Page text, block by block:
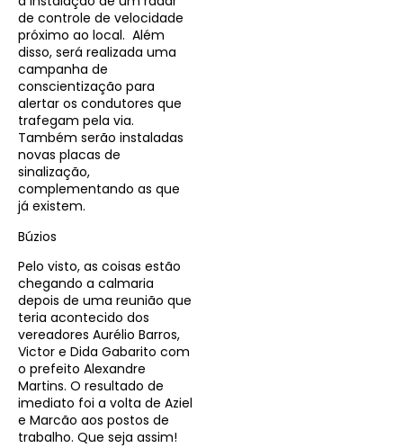
de controle de velocidade
próximo ao local. Além
disso, será realizada uma
campanha de
conscientização para
alertar os condutores que
trafegam pela via.
Também serão instaladas
novas placas de
sinalização,
complementando as que
já existem.
Búzios
Pelo visto, as coisas estão
chegando a calmaria
depois de uma reunião que
teria acontecido dos
vereadores Aurélio Barros,
Victor e Dida Gabarito com
o prefeito Alexandre
Martins. O resultado de
imediato foi a volta de Aziel
e Marcão aos postos de
trabalho. Que seja assim!